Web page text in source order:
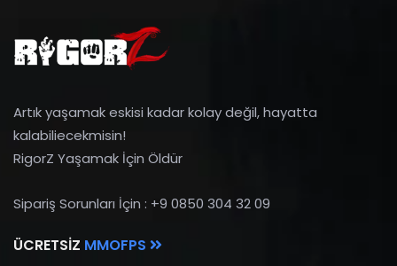
Artık yaşamak eskisi kadar kolay değil, hayatta
kalabiliecekmisin!
RigorZ Yaşamak İçin Öldür
Sipariş Sorunları İçin : +9 0850 304 32 09
ÜCRETSIZ MMOFPS